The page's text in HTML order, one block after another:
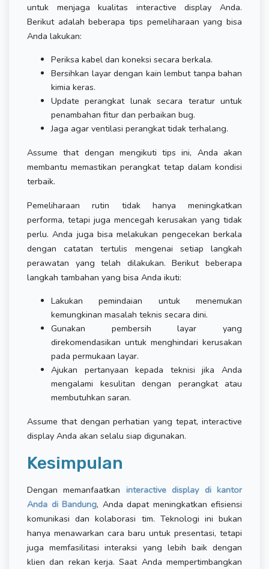
untuk menjaga kualitas interactive display Anda.
Berikut adalah beberapa tips pemeliharaan yang bisa
Anda lakukan:
Periksa kabel dan koneksi secara berkala.
Bersihkan layar dengan kain lembut tanpa bahan
kimia keras.
Update perangkat lunak secara teratur untuk
penambahan fitur dan perbaikan bug.
Jaga agar ventilasi perangkat tidak terhalang.
Assume that dengan mengikuti tips ini, Anda akan
membantu memastikan perangkat tetap dalam kondisi
terbaik.
Pemeliharaan rutin tidak hanya meningkatkan
performa, tetapi juga mencegah kerusakan yang tidak
perlu. Anda juga bisa melakukan pengecekan berkala
dengan catatan tertulis mengenai setiap langkah
perawatan yang telah dilakukan. Berikut beberapa
langkah tambahan yang bisa Anda ikuti:
Lakukan pemindaian untuk menemukan
kemungkinan masalah teknis secara dini.
Gunakan pembersih layar yang
direkomendasikan untuk menghindari kerusakan
pada permukaan layar.
Ajukan pertanyaan kepada teknisi jika Anda
mengalami kesulitan dengan perangkat atau
membutuhkan saran.
Assume that dengan perhatian yang tepat, interactive
display Anda akan selalu siap digunakan.
Kesimpulan
Dengan memanfaatkan interactive display di kantor
Anda di Bandung, Anda dapat meningkatkan efisiensi
komunikasi dan kolaborasi tim. Teknologi ini bukan
hanya menawarkan cara baru untuk presentasi, tetapi
juga memfasilitasi interaksi yang lebih baik dengan
klien dan rekan kerja. Saat Anda mempertimbangkan